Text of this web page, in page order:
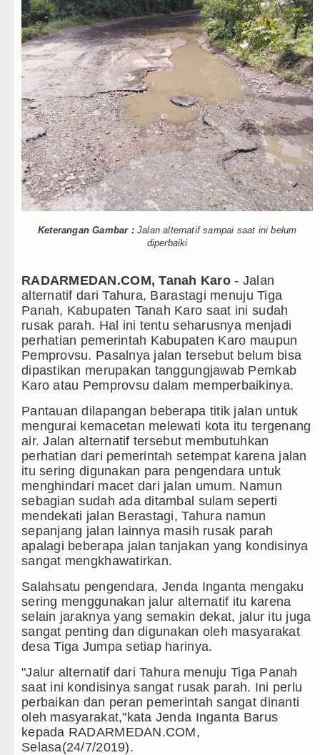
Video
Kesehatan
Kuliner
Siraman Rohani
PSG Ditahan Manchester United Main
Chelsea Gilas AC Milan di Laga
Ketua GRIB Jaya Labuhanbatu Gelar
Gubernur Bobby Nasution Minta Kepala
Rico Waas : Kemerdekaan Harus Dirasakan
Kurang dari 6 Jam, Polsek Kotarih Ringkus
Liverpool vs Monaco Laga Persahabatan di
Manchester City vs Atletico Madrid
Juventus Dikalahkan Inter Milan di Laga
PSG Ditahan Manchester United Main
Chelsea Gilas AC Milan di Laga
Ketua GRIB Jaya Labuhanbatu Gelar
Gubernur Bobby Nasution Minta Kepala
Rico Waas : Kemerdekaan Harus Dirasakan
Kurang dari 6 Jam, Polsek Kotarih Ringkus
Liverpool vs Monaco Laga Persahabatan di
Manchester City vs Atletico Madrid
Emma Raducanu Absen di Grand Slam
Juventus Dikalahkan Inter Milan di Laga
Keterangan Gambar :Jalan alternatif sampai saat ini belum
diperbaiki
RADARMEDAN.COM, Tanah Karo - Jalan
alternatif dari Tahura, Barastagi menuju Tiga
Panah, Kabupaten Tanah Karo saat ini sudah
rusak parah. Hal ini tentu seharusnya menjadi
perhatian pemerintah Kabupaten Karo maupun
Pemprovsu. Pasalnya jalan tersebut belum bisa
dipastikan merupakan tanggungjawab Pemkab
Karo atau Pemprovsu dalam memperbaikinya.
Pantauan dilapangan beberapa titik jalan untuk
mengurai kemacetan melewati kota itu tergenang
air. Jalan alternatif tersebut membutuhkan
perhatian dari pemerintah setempat karena jalan
itu sering digunakan para pengendara untuk
menghindari macet dari jalan umum. Namun
sebagian sudah ada ditambal sulam seperti
mendekati jalan Berastagi, Tahura namun
sepanjang jalan lainnya masih rusak parah
apalagi beberapa jalan tanjakan yang kondisinya
sangat mengkhawatirkan.
Salahsatu pengendara, Jenda Inganta mengaku
sering menggunakan jalur alternatif itu karena
selain jaraknya yang semakin dekat, jalur itu juga
sangat penting dan digunakan oleh masyarakat
desa Tiga Jumpa setiap harinya.
"Jalur alternatif dari Tahura menuju Tiga Panah
saat ini kondisinya sangat rusak parah. Ini perlu
perbaikan dan peran pemerintah sangat dinanti
oleh masyarakat,"kata Jenda Inganta Barus
kepada RADARMEDAN.COM,
Selasa(24/7/2019).